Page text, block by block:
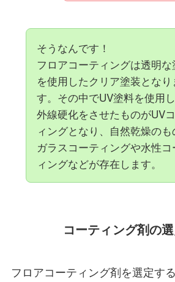
そうなんです！
フロアコーティングは透明な
を使用したクリア塗装となり
す。その中でUV塗料を使用
外線硬化をさせたものがUV
ィングとなり、自然乾燥の
ガラスコーティングや水性コ
ィングなどが存在します。
コーティング剤の
フロアコーティング剤を選定す